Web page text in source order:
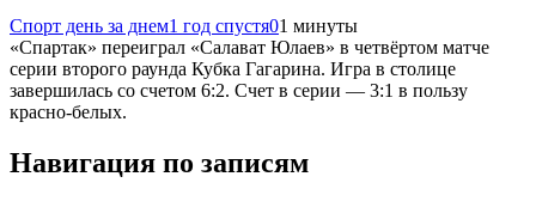
Спорт день за днем1 год спустя01 минуты
«Спартак» переиграл «Салават Юлаев» в четвёртом матче
серии второго раунда Кубка Гагарина. Игра в столице
завершилась со счетом 6:2. Счет в серии — 3:1 в пользу
красно-белых.
Навигация по записям